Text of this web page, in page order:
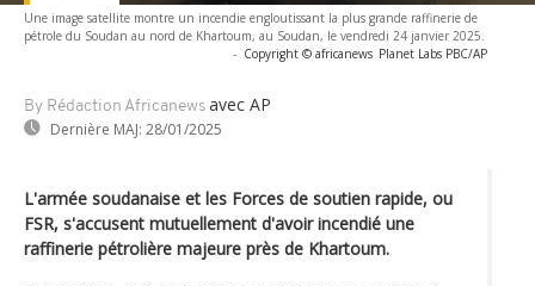
Une image satellite montre un incendie engloutissant la plus grande raffinerie de
pétrole du Soudan au nord de Khartoum, au Soudan, le vendredi 24 janvier 2025.
- Copyright © africanews Planet Labs PBC/AP
By Rédaction Africanews avec AP
Dernière MAJ: 28/01/2025
L'armée soudanaise et les Forces de soutien rapide, ou
FSR, s'accusent mutuellement d'avoir incendié une
raffinerie pétrolière majeure près de Khartoum.